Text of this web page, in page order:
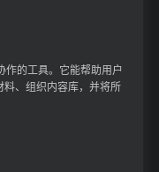
的工具。它能帮助用户
、组织内容库，并将所